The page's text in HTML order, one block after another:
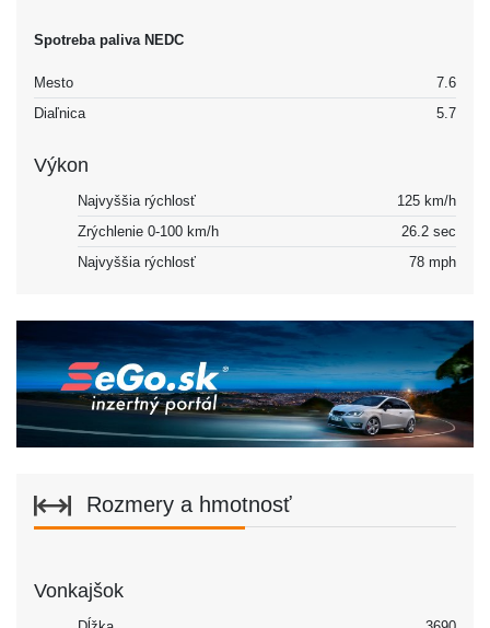
Spotreba paliva NEDC
Mesto
7.6
Diaľnica
5.7
Výkon
Najvyššia rýchlosť
125 km/h
Zrýchlenie 0-100 km/h
26.2 sec
Najvyššia rýchlosť
78 mph
Rozmery a hmotnosť
Vonkajšok